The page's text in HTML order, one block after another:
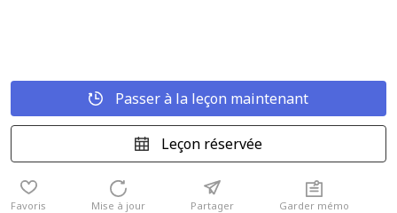
Passer à la leçon maintenant
Leçon réservée
Favoris Mise à jour Partager Garder mémo